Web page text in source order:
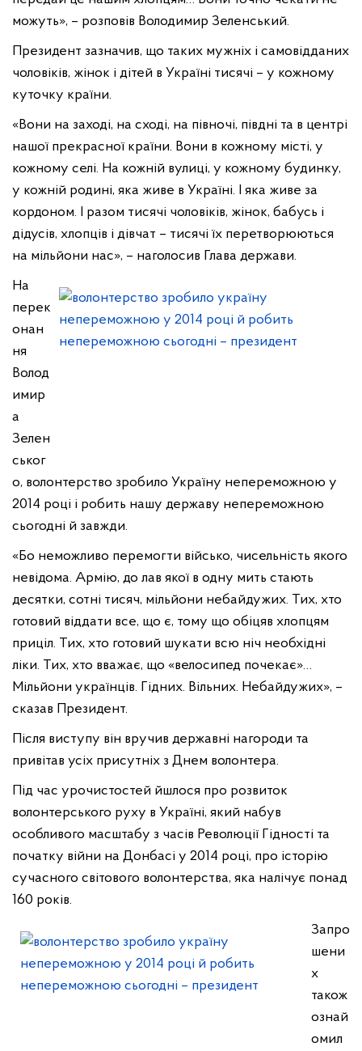
можуть», – розповів Володимир Зеленський.
Президент зазначив, що таких мужніх і самовідданих
чоловіків, жінок і дітей в Україні тисячі – у кожному
куточку країни.
«Вони на заході, на сході, на півночі, півдні та в центрі
нашої прекрасної країни. Вони в кожному місті, у
кожному селі. На кожній вулиці, у кожному будинку,
у кожній родині, яка живе в Україні. І яка живе за
кордоном. І разом тисячі чоловіків, жінок, бабусь і
дідусів, хлопців і дівчат – тисячі їх перетворюються
на мільйони нас», – наголосив Глава держави.
На
перек
онан
ня
Волод
имир
а
Зелен
ськог
о, волонтерство зробило Україну непереможною у
2014 році і робить нашу державу непереможною
сьогодні й завжди.
«Бо неможливо перемогти військо, чисельність якого
невідома. Армію, до лав якої в одну мить стають
десятки, сотні тисяч, мільйони небайдужих. Тих, хто
готовий віддати все, що є, тому що обіцяв хлопцям
приціл. Тих, хто готовий шукати всю ніч необхідні
ліки. Тих, хто вважає, що «велосипед почекає»…
Мільйони українців. Гідних. Вільних. Небайдужих», –
сказав Президент.
Після виступу він вручив державні нагороди та
привітав усіх присутніх з Днем волонтера.
Під час урочистостей йшлося про розвиток
волонтерського руху в Україні, який набув
особливого масштабу з часів Революції Гідності та
початку війни на Донбасі у 2014 році, про історію
сучасного світового волонтерства, яка налічує понад
160 років.
Запро
шени
х
також
ознай
омил